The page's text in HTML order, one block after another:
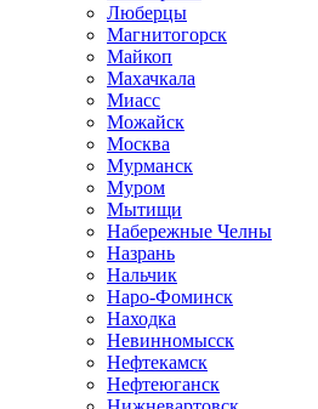
Люберцы
Магнитогорск
Майкоп
Махачкала
Миасс
Можайск
Москва
Мурманск
Муром
Мытищи
Набережные Челны
Назрань
Нальчик
Наро-Фоминск
Находка
Невинномысск
Нефтекамск
Нефтеюганск